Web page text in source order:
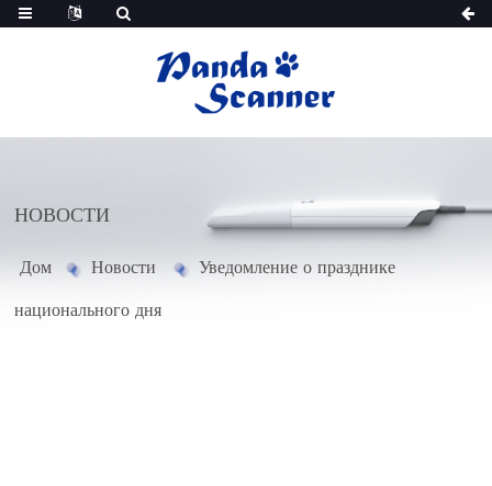
НОВОСТИ
Дом Новости Уведомление о празднике
национального дня